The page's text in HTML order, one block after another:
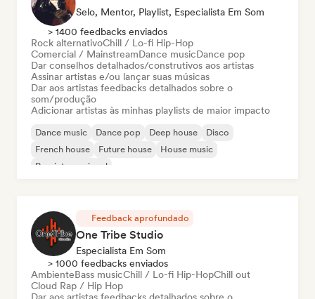
Selo, Mentor, Playlist, Especialista Em Som
> 1400 feedbacks enviados
Rock alternativoChill / Lo-fi Hip-Hop
Comercial / MainstreamDance musicDance pop
Dar conselhos detalhados/construtivos aos artistas
Assinar artistas e/ou lançar suas músicas
Dar aos artistas feedbacks detalhados sobre o
som/produção
Adicionar artistas às minhas playlists de maior impacto
Dance music Dance pop Deep house
Disco
French house
Future house
House music
Pop internacional
Feedback aprofundado
One Tribe Studio
Especialista Em Som
> 1000 feedbacks enviados
AmbienteBass musicChill / Lo-fi Hip-HopChill out
Cloud Rap / Hip Hop